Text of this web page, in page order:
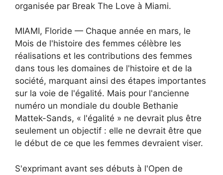
organisée par Break The Love à Miami.
MIAMI, Floride — Chaque année en mars, le
Mois de l'histoire des femmes célèbre les
réalisations et les contributions des femmes
dans tous les domaines de l'histoire et de la
société, marquant ainsi des étapes importantes
sur la voie de l'égalité. Mais pour l'ancienne
numéro un mondiale du double Bethanie
Mattek-Sands, « l'égalité » ne devrait plus être
seulement un objectif : elle ne devrait être que
le début de ce que les femmes devraient viser.
S'exprimant avant ses débuts à l'Open de